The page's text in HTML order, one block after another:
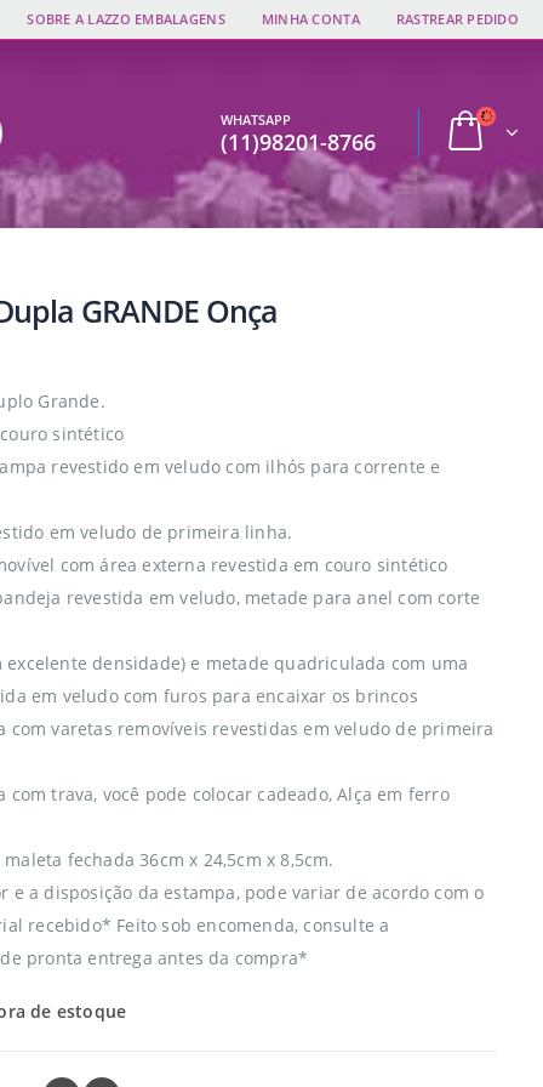
SOBRE A LAZZO EMBALAGENS MINHA CONTA RASTREAR PEDIDO
WHATSAPP
(11)98201-8766
GRANDE Onça
Grande.
sintético
revestido em veludo com ilhós para corrente e
em veludo de primeira linha.
com área externa revestida em couro sintético
revestida em veludo, metade para anel com corte
excelente densidade) e metade quadriculada com uma
em veludo com furos para encaixar os brincos
com varetas removíveis revestidas em veludo de primeira
com trava, você pode colocar cadeado, Alça em ferro
fechada 36cm x 24,5cm x 8,5cm.
e a disposição da estampa, pode variar de acordo com o
recebido* Feito sob encomenda, consulte a
pronta entrega antes da compra*
de estoque